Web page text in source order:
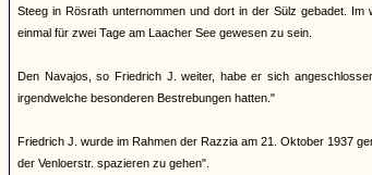
Steeg in Rösrath unternommen und dort in der Sülz gebadet.
einmal für zwei Tage am Laacher See gewesen zu sein.
Den Navajos, so Friedrich J. weiter, habe er sich
irgendwelche besonderen Bestrebungen hatten."
Friedrich J. wurde im Rahmen der Razzia am 21. Oktober 1937
der Venloerstr. spazieren zu gehen".